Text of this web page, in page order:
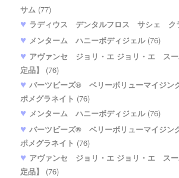
サム (77)
ラディウス デンタルフロス サシェ ク
メンターム ハニーボディジェル(76)
アヴァンセ ジョリ・エ ジョリ・エ スー
定品】
(76)
バーツビーズ® ベリーボリューマイジン
ポメグラネイト (76)
メンターム ハニーボディジェル(76)
バーツビーズ® ベリーボリューマイジン
ポメグラネイト (76)
アヴァンセ ジョリ・エ ジョリ・エ スー
定品】
(76)